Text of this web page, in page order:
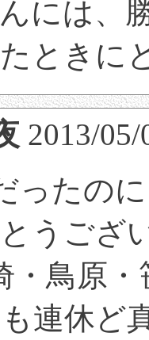
には、
ときに
2013/
ったの
うござ
・鳥原
連休ど